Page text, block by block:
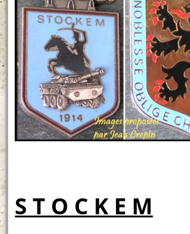
S T O C K E M